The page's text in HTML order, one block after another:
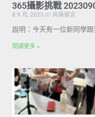
365攝影挑戰
8 9 月, 2023
尚無留言
說明：今天有一位新同學
閱讀更多 »